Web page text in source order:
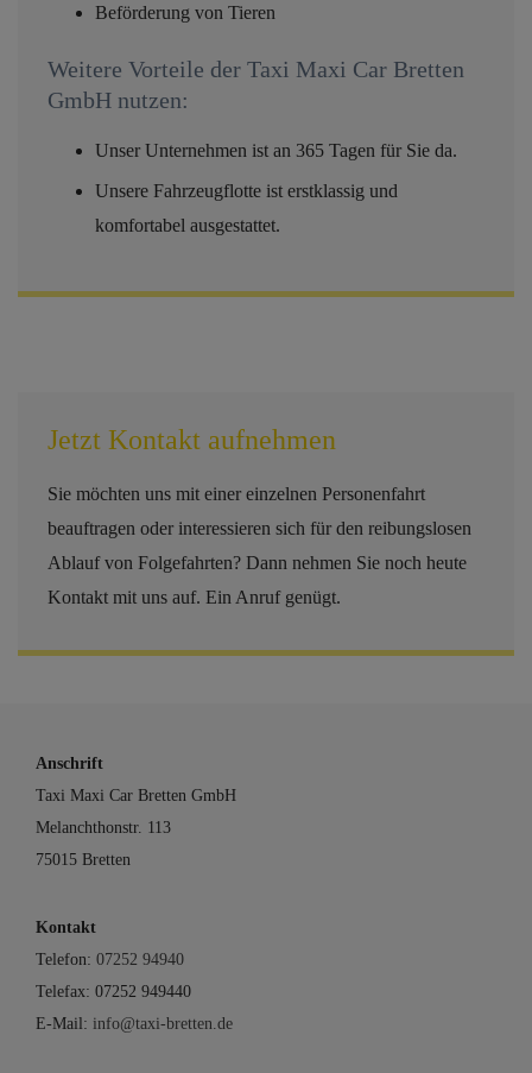
Beförderung von Tieren
Weitere Vorteile der Taxi Maxi Car Bretten
GmbH nutzen:
Unser Unternehmen ist an 365 Tagen für Sie da.
Unsere Fahrzeugflotte ist erstklassig und
komfortabel ausgestattet.
Jetzt Kontakt aufnehmen
Sie möchten uns mit einer einzelnen Personenfahrt
beauftragen oder interessieren sich für den reibungslosen
Ablauf von Folgefahrten? Dann nehmen Sie noch heute
Kontakt mit uns auf. Ein Anruf genügt.
Anschrift
Taxi Maxi Car Bretten GmbH
Melanchthonstr. 113
75015 Bretten
Kontakt
Telefon: 07252 94940
Telefax: 07252 949440
E-Mail: info@taxi-bretten.de